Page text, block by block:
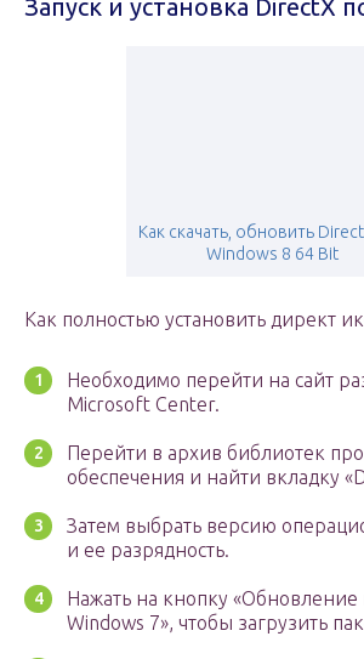
Запуск и установка DirectX
Как скачать, обновить
Windows 8 64 Bit
Как полностью установить директ
Необходимо перейти на сайт
Microsoft Center.
Перейти в архив библиотек
обеспечения и найти вкладку
Затем выбрать версию
и ее разрядность.
Нажать на кнопку
Windows 7», чтобы загрузить